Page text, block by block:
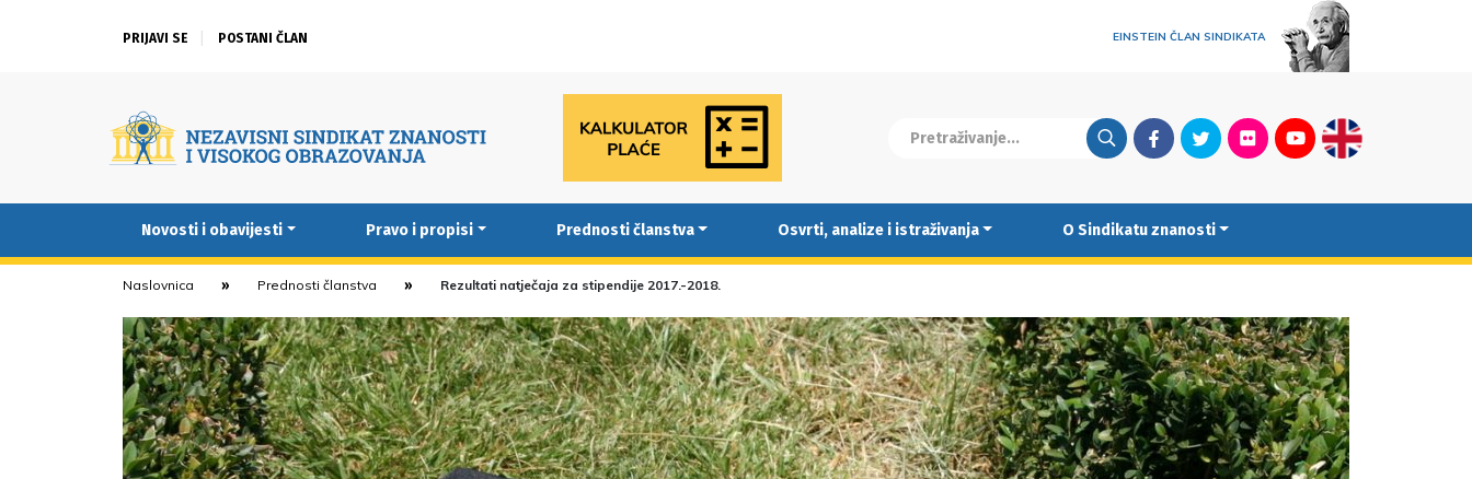
PRIJAVI SE POSTANI ČLAN EINSTEIN ČLAN SINDIKATA
FacebookTwitterFlickrYoutubeEnglish
Novosti i obavijesti Pravo i propisi Prednosti članstva Osvrti, analize i istraživanja O Sindikatu znanosti
Naslovnica Prednosti članstva Rezultati natječaja za stipendije 2017.-2018.